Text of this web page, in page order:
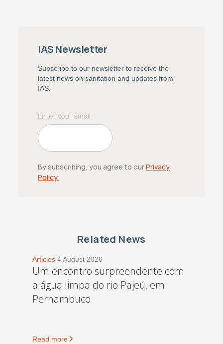
IAS Newsletter
Subscribe to our newsletter to receive the
latest news on sanitation and updates from
IAS.
By subscribing, you agree to ourPrivacy
Policy.
Related News
Articles 4 August 2026
Um encontro surpreendente com
a água limpa do rio Pajeú, em
Pernambuco
Read more